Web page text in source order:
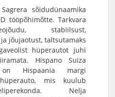
sõidudünaamika
tööpõhimõtte. Tarkvara
stabiilsust,
jõujaotust, taltsutamaks
hüperautot juhi
Hispano Suiza
Hispaania margi
mis kuulub
Nelja